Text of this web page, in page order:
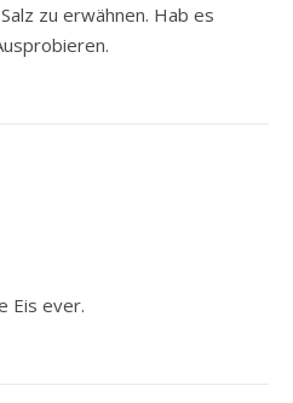
zu erwähnen. Hab es
Eis ever.